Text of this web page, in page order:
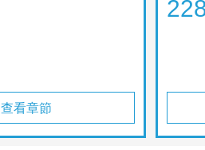
查看章節